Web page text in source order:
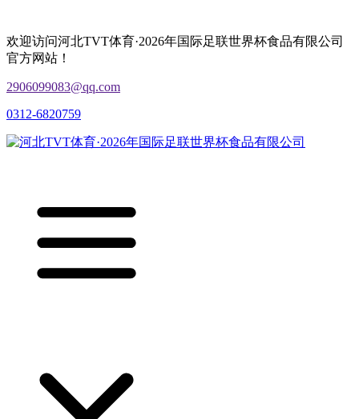
欢迎访问河北TVT体育·2026年国际足联世界杯食品有限公司
官方网站！
2906099083@qq.com
0312-6820759